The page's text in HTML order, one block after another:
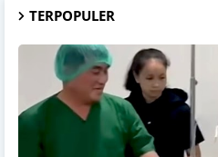
TERPOPULER